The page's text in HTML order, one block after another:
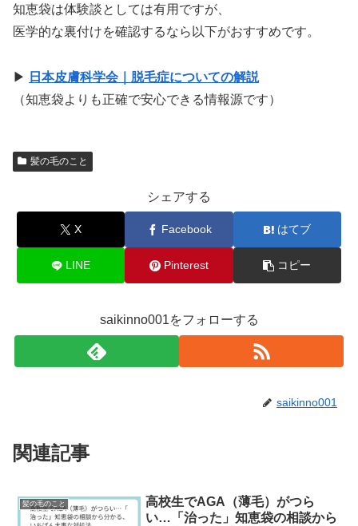
知恵袋は体験談としては有用ですが、
医学的な裏付けを確認するなら以下がおすすめです。
▶
日本皮膚科学会｜脱毛症についての解説
（知恵袋よりも正確で安心できる情報源です）
髪の毛のこと
シェアする
X Facebook はてブ
LINE Pinterest コピー
saikinno001をフォローする
saikinno001
関連記事
髪の毛のこと
高校生でAGA（薄毛）がつら
い…「治った」知恵袋の相談から